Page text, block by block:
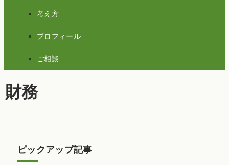
考え方
プロフィール
ご相談
財務
ピックアップ記事